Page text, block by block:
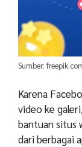
Sumber:
Karena
video ke
bantuan situs
dari berbagai